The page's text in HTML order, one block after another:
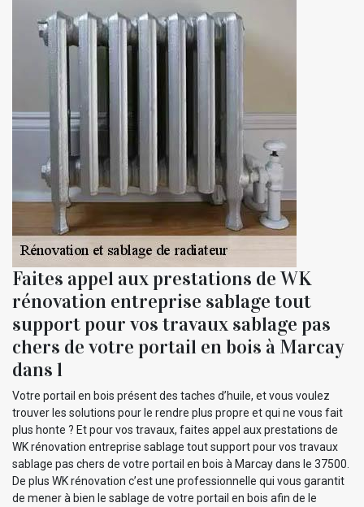
Faites appel aux prestations de WK
rénovation entreprise sablage tout
support pour vos travaux sablage pas
chers de votre portail en bois à Marcay
dans l
Votre portail en bois présent des taches d’huile, et vous voulez
trouver les solutions pour le rendre plus propre et qui ne vous fait
plus honte ? Et pour vos travaux, faites appel aux prestations de
WK rénovation entreprise sablage tout support pour vos travaux
sablage pas chers de votre portail en bois à Marcay dans le 37500.
De plus WK rénovation c’est une professionnelle qui vous garantit
de mener à bien le sablage de votre portail en bois afin de le